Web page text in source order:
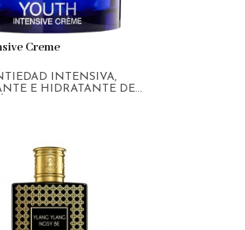
Creme
INTENSIVA,
E HIDRATANTE DE